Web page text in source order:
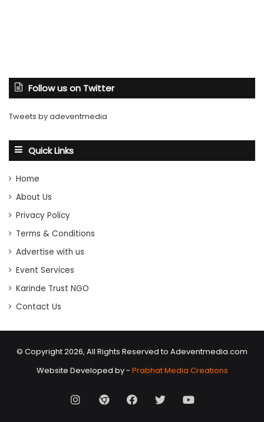
Follow us on Twitter
Tweets by adeventmedia
Quick Links
Home
About Us
Privacy Policy
Terms & Conditions
Advertise with us
Event Services
Karinde Trust NGO
Contact Us
© Copyright 2026, All Rights Reserved to Adeventmedia.com
Website Developed by - Prabhat Media Creations
Instagram
AD
Facebook
X Youtube